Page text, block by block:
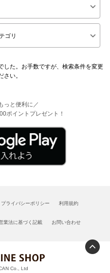
した。お手数ですが、検索条件を変更
さい。
っと便利に／
ポイントプレゼント！
プライバシーポリシー 利用規約
業法に基づく記載 お問い合わせ
Co., Ltd